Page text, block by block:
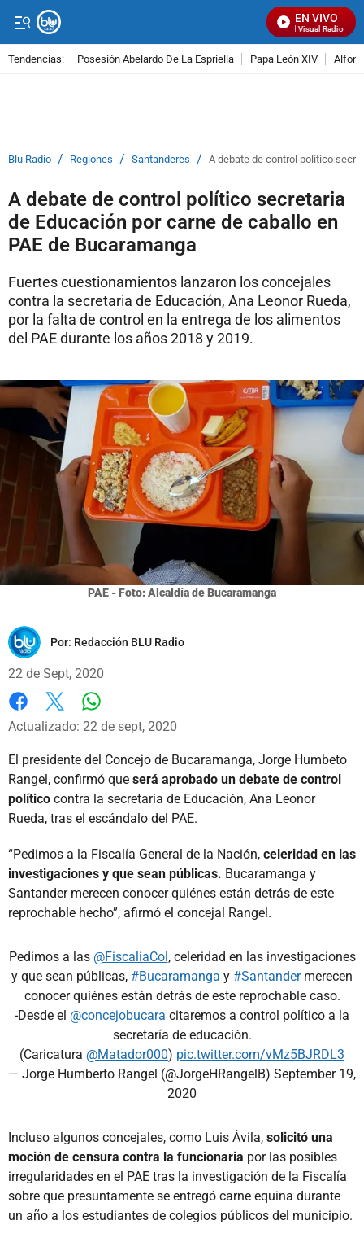
EN VIVO
Señal Visual Radio
Tendencias: Posesión Abelardo De La Espriella Papa León XIV
Blu Radio / Regiones / Santanderes / A debate de control político
A debate de control político secretaria
de Educación por carne de caballo en
PAE de Bucaramanga
Fuertes cuestionamientos lanzaron los concejales
contra la secretaria de Educación, Ana Leonor Rueda,
por la falta de control en la entrega de los alimentos
del PAE durante los años 2018 y 2019.
PAE - Foto: Alcaldía de Bucaramanga
Por: Redacción BLU Radio
22 de Sept, 2020
Facebook
X
Actualizado: 22 de sept, 2020
El presidente del Concejo de Bucaramanga, Jorge Humbeto
Rangel, confirmó que será aprobado un debate de control
político contra la secretaria de Educación, Ana Leonor
Rueda, tras el escándalo del PAE.
“Pedimos a la Fiscalía General de la Nación, celeridad en las
investigaciones y que sean públicas. Bucaramanga y
Santander merecen conocer quiénes están detrás de este
reprochable hecho”, afirmó el concejal Rangel.
Pedimos a las @FiscaliaCol, celeridad en las investigaciones
y que sean públicas, #Bucaramanga y #Santandermerecen
conocer quiénes están detrás de este reprochable caso.
-Desde el @concejobucara citaremos a control político a la
secretaría de educación.
(Caricatura @Matador000) pic.twitter.com/vMz5BJRDL3
— Jorge Humberto Rangel (@JorgeHRangelB) September 19,
2020
Incluso algunos concejales, como Luis Ávila, solicitó una
moción de censura contra la funcionaria por las posibles
irregularidades en el PAE tras la investigación de la Fiscalía
sobre que presuntamente se entregó carne equina durante
un año a los estudiantes de colegios públicos del municipio.